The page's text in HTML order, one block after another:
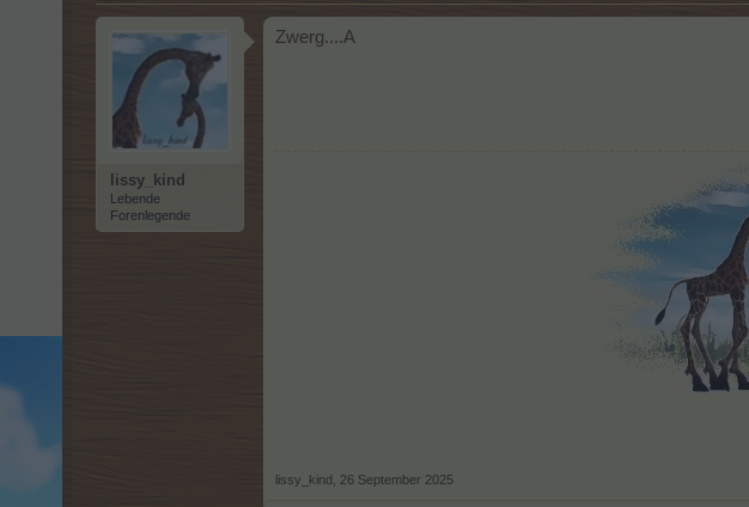
lissy_kind
Lebende
Forenlegende
Zwerg....A
lissy_kind 26 September 2025